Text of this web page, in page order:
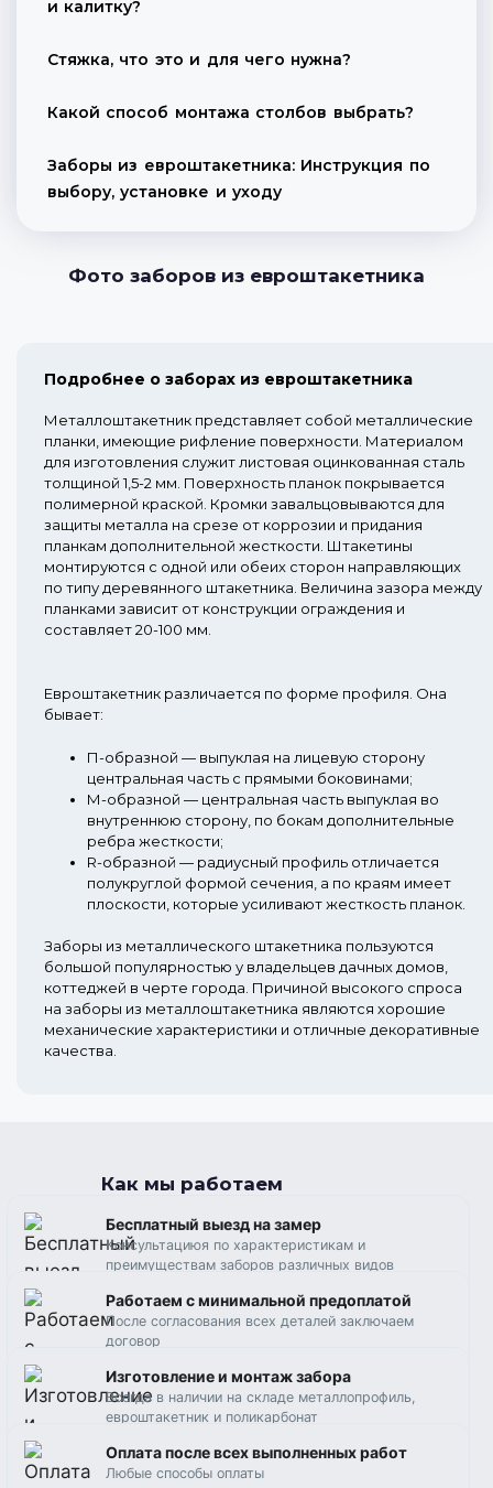
и калитку?
Стяжка, что это и для чего нужна?
Какой способ монтажа столбов выбрать?
Заборы из евроштакетника: Инструкция по
выбору, установке и уходу
Фото заборов из евроштакетника
Подробнее о заборах из евроштакетника
Металлоштакетник представляет собой металлические
планки, имеющие рифление поверхности. Материалом
для изготовления служит листовая оцинкованная сталь
толщиной 1,5-2 мм. Поверхность планок покрывается
полимерной краской. Кромки завальцовываются для
защиты металла на срезе от коррозии и придания
планкам дополнительной жесткости. Штакетины
монтируются с одной или обеих сторон направляющих
по типу деревянного штакетника. Величина зазора между
планками зависит от конструкции ограждения и
составляет 20-100 мм.
Евроштакетник различается по форме профиля. Она
бывает:
П-образной — выпуклая на лицевую сторону
центральная часть с прямыми боковинами;
М-образной — центральная часть выпуклая во
внутреннюю сторону, по бокам дополнительные
ребра жесткости;
R-образной — радиусный профиль отличается
полукруглой формой сечения, а по краям имеет
плоскости, которые усиливают жесткость планок.
Заборы из металлического штакетника пользуются
большой популярностью у владельцев дачных домов,
коттеджей в черте города. Причиной высокого спроса
на заборы из металлоштакетника являются хорошие
механические характеристики и отличные декоративные
качества.
Как мы работаем
Бесплатный выезд на замер
Консультациюя по характеристикам и
преимуществам заборов различных видов
Работаем c минимальной предоплатой
После согласования всех деталей заключаем
договор
Изготовление и монтаж забора
Всегда в наличии на складе металлопрофиль,
евроштакетник и поликарбонат
Оплата после всех выполненных работ
Любые способы оплаты